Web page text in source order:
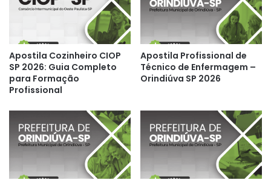
Apostila Cozinheiro CIOP
SP 2026: Guia Completo
para Formação
Profissional
Apostila Profissional de
Técnico de Enfermagem –
Orindiúva SP 2026